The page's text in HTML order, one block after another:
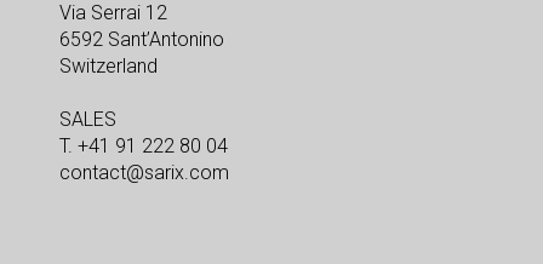
Via Serrai 12
6592 Sant’Antonino
Switzerland
SALES
T. +41 91 222 80 04
contact@sarix.com